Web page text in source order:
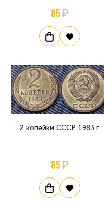
85 ₽
2 копейки СССР 1983 г.
85 ₽